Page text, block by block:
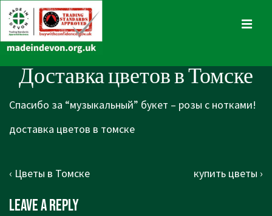
Skip
to
Content
Main
Navigation
Доставка цветов в Томске
Спасибо за “музыкальный” букет – розы с нотками!
доставка цветов в томске
Post
Previous
is
‹ Цветы в Томске
Next
купить цветы ›
Leave a Reply